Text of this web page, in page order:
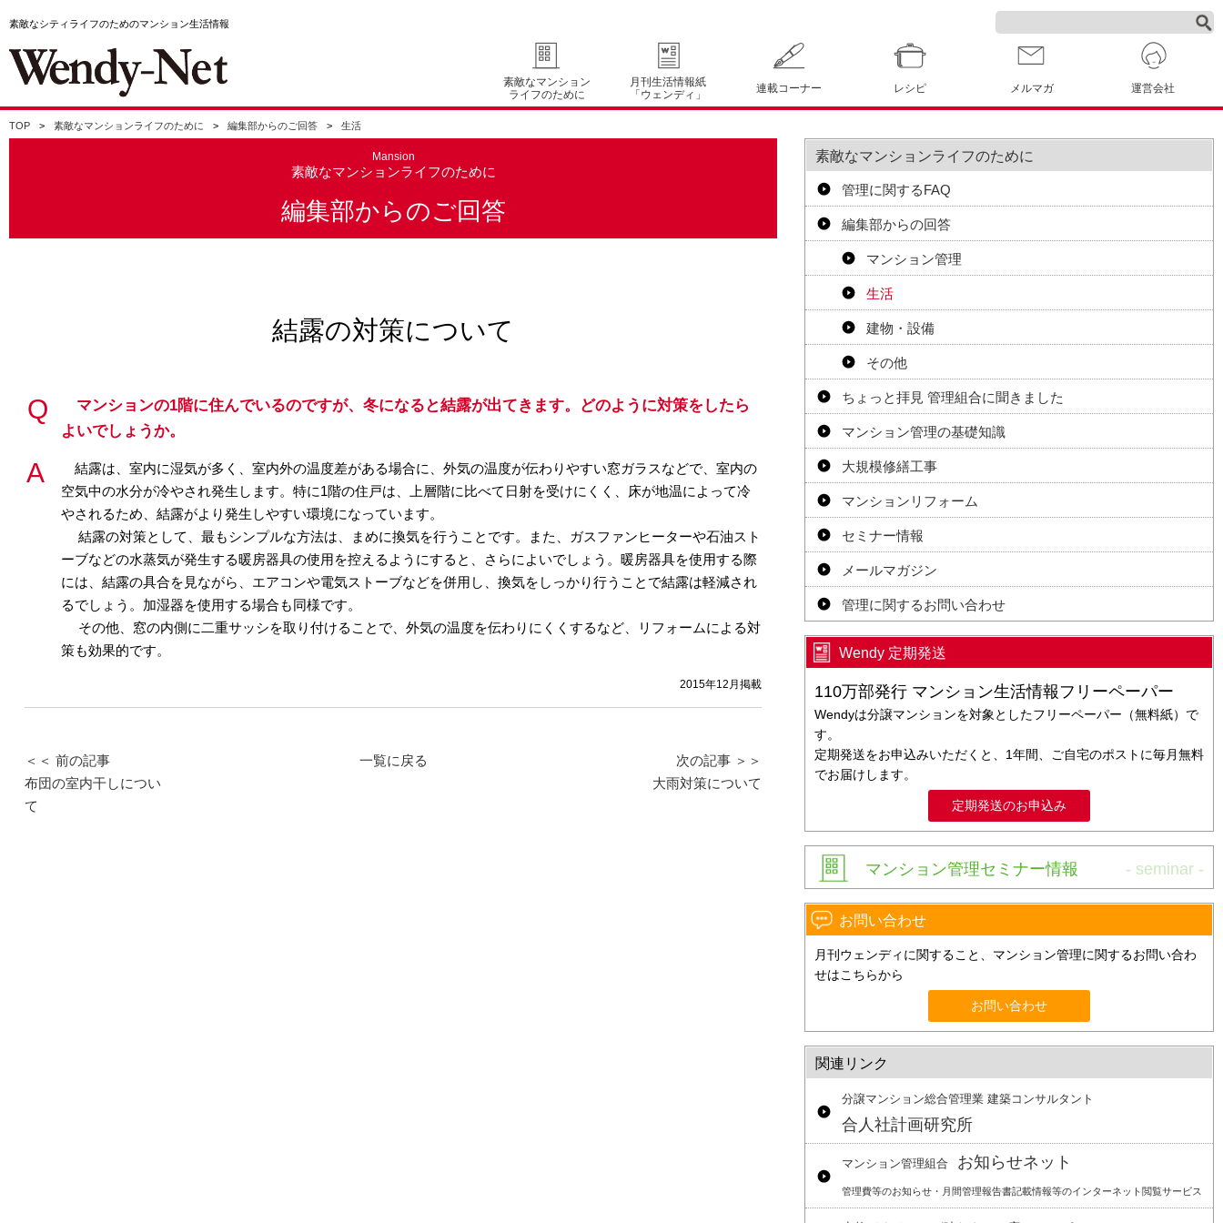
素敵なシティライフのためのマンション生活情報
素敵なマンション
ライフのために
月刊生活情報紙
「ウェンディ」
連載コーナー レシピ メルマガ 運営会社
TOP 素敵なマンションライフのために 編集部からのご回答 生活
Mansion
素敵なマンションライフのために
編集部からのご回答
結露の対策について
マンションの1階に住んでいるのですが、冬になると結露が出てきます。どのように対策をしたら
よいでしょうか。
結露は、室内に湿気が多く、室内外の温度差がある場合に、外気の温度が伝わりやすい窓ガラスなどで、室内の
空気中の水分が冷やされ発生します。特に1階の住戸は、上層階に比べて日射を受けにくく、床が地温によって冷
やされるため、結露がより発生しやすい環境になっています。
結露の対策として、最もシンプルな方法は、まめに換気を行うことです。また、ガスファンヒーターや石油スト
ーブなどの水蒸気が発生する暖房器具の使用を控えるようにすると、さらによいでしょう。暖房器具を使用する際
には、結露の具合を見ながら、エアコンや電気ストーブなどを併用し、換気をしっかり行うことで結露は軽減され
るでしょう。加湿器を使用する場合も同様です。
その他、窓の内側に二重サッシを取り付けることで、外気の温度を伝わりにくくするなど、リフォームによる対
策も効果的です。
2015年12月掲載
＜＜ 前の記事
布団の室内干しについ
て
一覧に戻る
次の記事 ＞＞
大雨対策について
素敵なマンションライフのために
管理に関するFAQ
編集部からの回答
マンション管理
生活
建物・設備
その他
ちょっと拝見 管理組合に聞きました
マンション管理の基礎知識
大規模修繕工事
マンションリフォーム
セミナー情報
メールマガジン
管理に関するお問い合わせ
Wendy 定期発送
110万部発行 マンション生活情報フリーペーパー
Wendyは分譲マンションを対象としたフリーペーパー（無料紙）で
す。
定期発送をお申込みいただくと、1年間、ご自宅のポストに毎月無料
でお届けします。
定期発送のお申込み
マンション管理セミナー情報
お問い合わせ
月刊ウェンディに関すること、マンション管理に関するお問い合わ
せはこちらから
お問い合わせ
関連リンク
分譲マンション総合管理業 建築コンサルタント
合人社計画研究所
マンション管理組合 お知らせネット
管理費等のお知らせ・月間管理報告書記載情報等のインターネット閲覧サービス